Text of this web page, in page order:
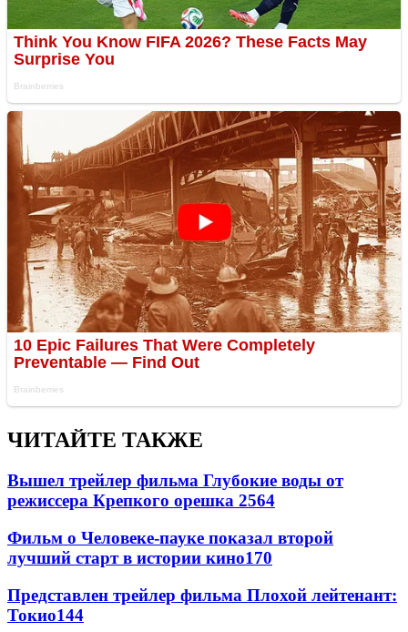
ЧИТАЙТЕ ТАКЖЕ
Вышел трейлер фильма Глубокие воды от
режиссера Крепкого орешка 2564
Фильм о Человеке-пауке показал второй
лучший старт в истории кино170
Представлен трейлер фильма Плохой лейтенант:
Токио144